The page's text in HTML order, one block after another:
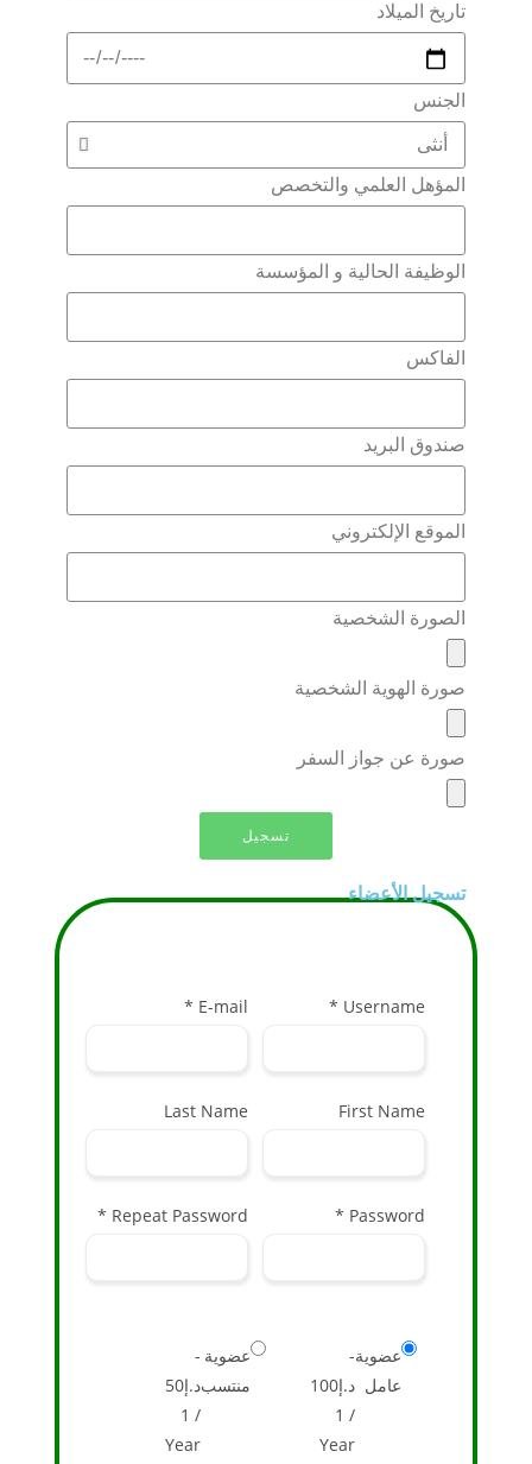
تاريخ الميلاد
الجنس
المؤهل العلمي والتخصص
الوظيفة الحالية و المؤسسة
الفاكس
صندوق البريد
الموقع الإلكتروني
الصورة الشخصية
صورة الهوية الشخصية
صورة عن جواز السفر
تسجيل
تسجيل الأعضاء
Username *
E-mail *
First Name
Last Name
Password *
Repeat Password *
عضوية
عامل
-
د.إ100
/
1
Year
عضوية
منتسب
-
د.إ50
/
1
Year